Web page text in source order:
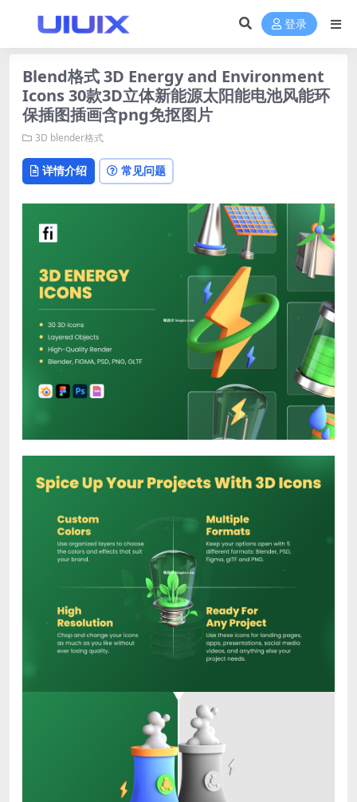
登录
Blend格式 3D Energy and Environment
Icons 30款3D立体新能源太阳能电池风能环
保插图插画含png免抠图片
3D blender格式
详情介绍 常见问题